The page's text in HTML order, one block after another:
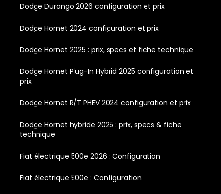
Dodge Durango 2026 configuration et prix
Dodge Hornet 2024 configuration et prix
Dodge Hornet 2025 : prix, specs et fiche technique
Dodge Hornet Plug-In Hybrid 2025 configuration et
prix
Dodge Hornet R/T PHEV 2024 configuration et prix
Dodge Hornet hybride 2025 : prix, specs & fiche
technique
Fiat électrique 500e 2026 : Configuration
Fiat électrique 500e : Configuration